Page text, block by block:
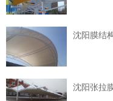
沈阳膜结
沈阳张拉